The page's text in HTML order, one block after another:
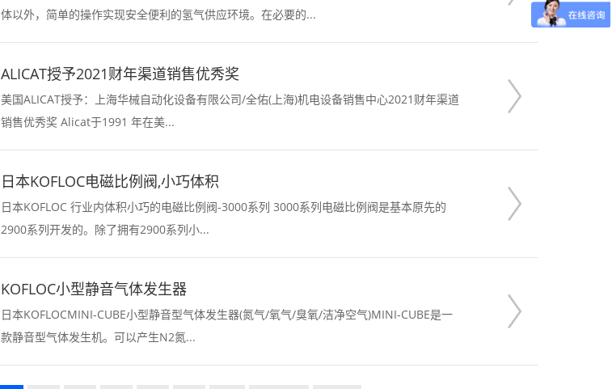
体以外，简单的操作实现安全便利的氢气供应环境。在必要的...
ALICAT授予2021财年渠道销售优秀奖
美国ALICAT授予：上海华械自动化设备有限公司/全佑(上海)机电设备销售中心2021财年渠道
销售优秀奖 Alicat于1991 年在美...
日本KOFLOC电磁比例阀,小巧体积
日本KOFLOC 行业内体积小巧的电磁比例阀-3000系列 3000系列电磁比例阀是基本原先的
2900系列开发的。除了拥有2900系列小...
KOFLOC小型静音气体发生器
日本KOFLOCMINI-CUBE小型静音型气体发生器(氮气/氧气/臭氧/洁净空气)MINI-CUBE是一
款静音型气体发生机。可以产生N2氮...